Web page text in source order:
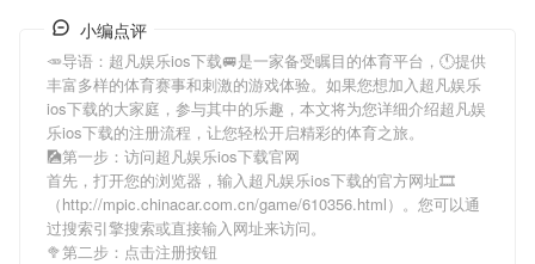
小编点评
🥕导语： 超凡娱乐ios下载🚐是一家备受瞩目的体育平台，🕚提供
丰富多样的体育赛事和刺激的游戏体验。如果您想加入超凡娱乐
ios下载的大家庭，参与其中的乐趣，本文将为您详细介绍超凡娱
乐ios下载的注册流程，让您轻松开启精彩的体育之旅。
🎑第一步：访问超凡娱乐ios下载官网
首先，打开您的浏览器，输入超凡娱乐ios下载的官方网址🎞
（http://mpic.chinacar.com.cn/game/610356.html）。您可以通
过搜索引擎搜索或直接输入网址来访问。
🥦第二步：点击注册按钮